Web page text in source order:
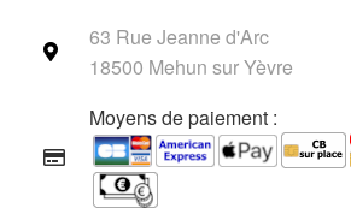
63 Rue Jeanne d'Arc
18500 Mehun sur Yèvre
Moyens de paiement :